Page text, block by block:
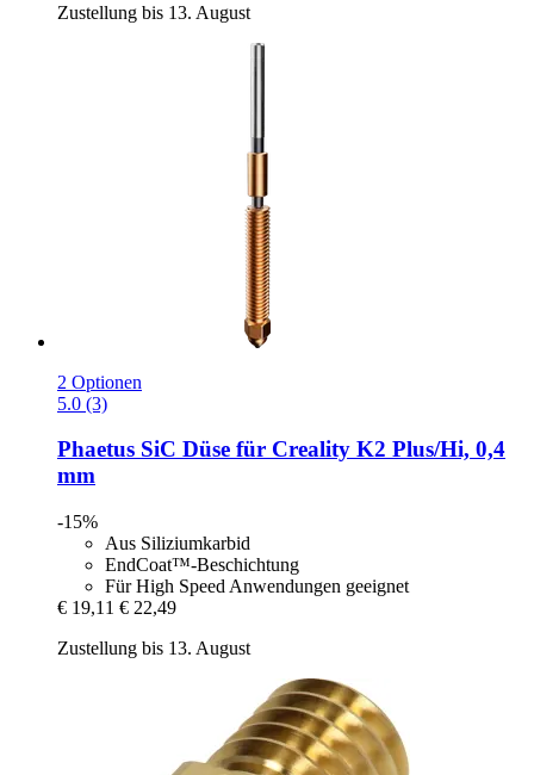
Zustellung bis 13. August
2 Optionen
5.0 (3)
Phaetus SiC Düse für Creality K2 Plus/Hi, 0,4
mm
-15%
Aus Siliziumkarbid
EndCoat™-Beschichtung
Für High Speed Anwendungen geeignet
€ 19,11 € 22,49
Zustellung bis 13. August